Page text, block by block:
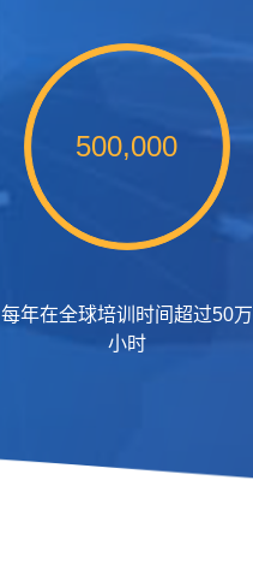
500,000
每年在全球培训时间超过50万
小时